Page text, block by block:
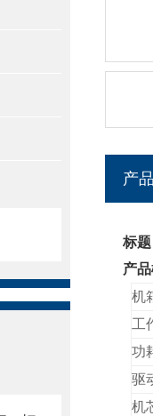
产
标
产
机
工
功
驱
机